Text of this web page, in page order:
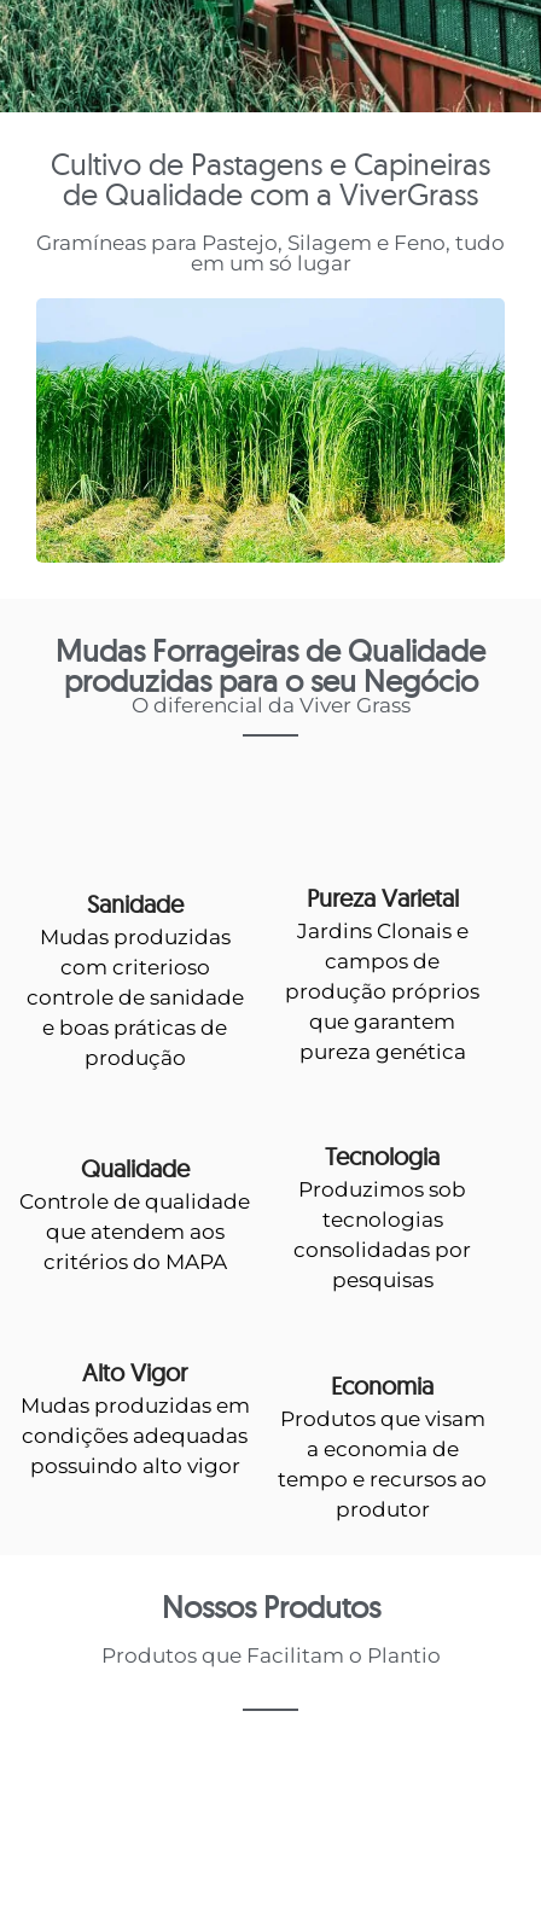
Cultivo de Pastagens e Capineiras
de Qualidade com a ViverGrass
Gramíneas para Pastejo, Silagem e Feno, tudo
em um só lugar
Mudas Forrageiras de Qualidade
produzidas para o seu Negócio
O diferencial da Viver Grass
Sanidade
Mudas produzidas
com criterioso
controle de sanidade
e boas práticas de
produção
Qualidade
Controle de qualidade
que atendem aos
critérios do MAPA
Alto Vigor
Mudas produzidas em
condições adequadas
possuindo alto vigor
Pureza Varietal
Jardins Clonais e
campos de
produção próprios
que garantem
pureza genética
Tecnologia
Produzimos sob
tecnologias
consolidadas por
pesquisas
Economia
Produtos que visam
a economia de
tempo e recursos ao
produtor
Nossos Produtos
Produtos que Facilitam o Plantio